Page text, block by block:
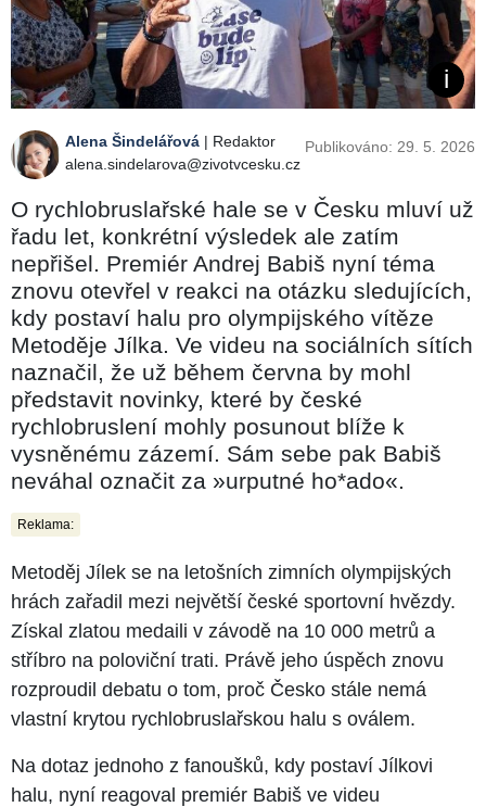
Alena Šindelářová | Redaktor
alena.sindelarova@zivotvcesku.cz
Publikováno: 29. 5. 2026
O rychlobruslařské hale se v Česku mluví už
řadu let, konkrétní výsledek ale zatím
nepřišel. Premiér Andrej Babiš nyní téma
znovu otevřel v reakci na otázku sledujících,
kdy postaví halu pro olympijského vítěze
Metoděje Jílka. Ve videu na sociálních sítích
naznačil, že už během června by mohl
představit novinky, které by české
rychlobruslení mohly posunout blíže k
vysněnému zázemí. Sám sebe pak Babiš
neváhal označit za »urputné ho*ado«.
Reklama:
Metoděj Jílek se na letošních zimních olympijských
hrách zařadil mezi největší české sportovní hvězdy.
Získal zlatou medaili v závodě na 10 000 metrů a
stříbro na poloviční trati. Právě jeho úspěch znovu
rozproudil debatu o tom, proč Česko stále nemá
vlastní krytou rychlobruslařskou halu s oválem.
Na dotaz jednoho z fanoušků, kdy postaví Jílkovi
halu, nyní reagoval premiér Babiš ve videu